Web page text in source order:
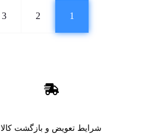
1
2
3
شرایط تعویض و بازگشت کالا